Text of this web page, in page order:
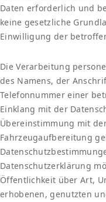
Daten erforderlich und
keine gesetzliche
Einwilligung der
Die Verarbeitung
des Namens, der
Telefonnummer einer
Einklang mit der
Übereinstimmung mit
Fahrzeugaufbereitung
Datenschutzerklärung
Öffentlichkeit über Art,
erhobenen, genutzten